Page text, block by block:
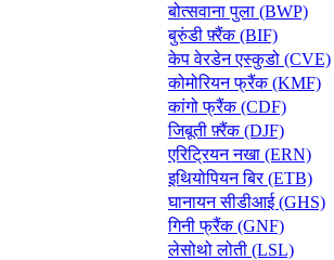
बोत्सवाना पुला (BWP)
बुरुंडी फ़्रैंक (BIF)
केप वेरडेन एस्कुडो (CVE)
कोमोरियन फ्रैंक (KMF)
कांगो फ्रैंक (CDF)
जिबूती फ़्रैंक (DJF)
एरिट्रियन नखा (ERN)
इथियोपियन बिर (ETB)
घानायन सीडीआई (GHS)
गिनी फ्रैंक (GNF)
लेसोथो लोती (LSL)